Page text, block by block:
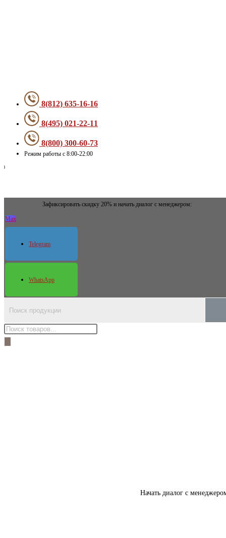
8(812) 635-16-16
8(495) 021-22-11
8(800) 300-60-73
Режим работы с 8:00-22:00
Зафиксировать скидку 20% и начать диалог с менеджером:
Max
Telegram
WhatsApp
Поиск
Начать диалог с